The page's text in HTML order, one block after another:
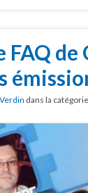
FAQ
dans la catégorie